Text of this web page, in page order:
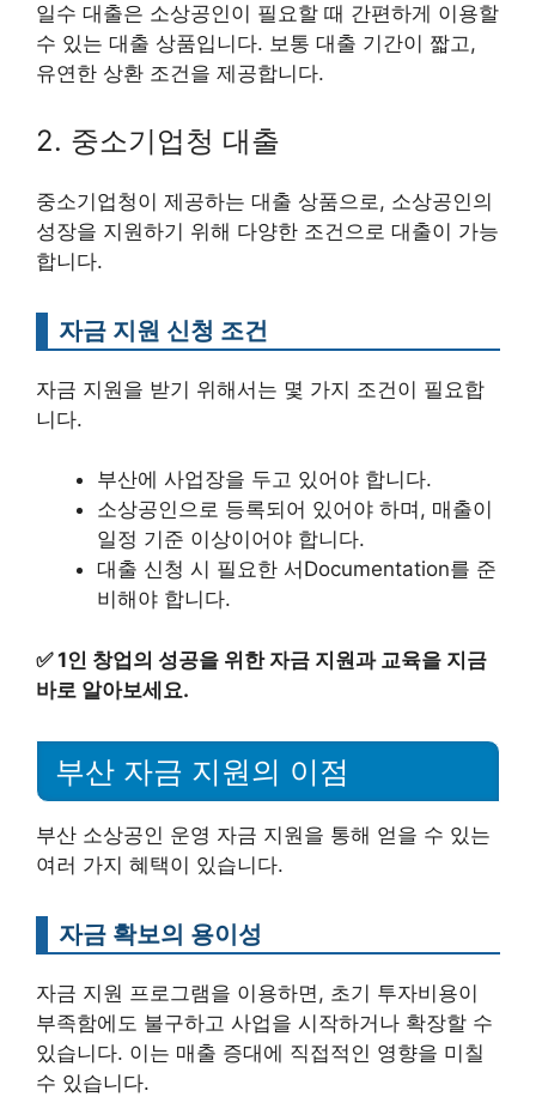
일수 대출은 소상공인이 필요할 때 간편하게 이용할
수 있는 대출 상품입니다. 보통 대출 기간이 짧고,
유연한 상환 조건을 제공합니다.
2. 중소기업청 대출
중소기업청이 제공하는 대출 상품으로, 소상공인의
성장을 지원하기 위해 다양한 조건으로 대출이 가능
합니다.
자금 지원 신청 조건
자금 지원을 받기 위해서는 몇 가지 조건이 필요합
니다.
부산에 사업장을 두고 있어야 합니다.
소상공인으로 등록되어 있어야 하며, 매출이
일정 기준 이상이어야 합니다.
대출 신청 시 필요한 서Documentation를 준
비해야 합니다.
✅1인 창업의 성공을 위한 자금 지원과 교육을 지금
바로 알아보세요.
부산 자금 지원의 이점
부산 소상공인 운영 자금 지원을 통해 얻을 수 있는
여러 가지 혜택이 있습니다.
자금 확보의 용이성
자금 지원 프로그램을 이용하면, 초기 투자비용이
부족함에도 불구하고 사업을 시작하거나 확장할 수
있습니다. 이는 매출 증대에 직접적인 영향을 미칠
수 있습니다.